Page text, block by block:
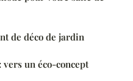
de déco de jardin
un éco-concept